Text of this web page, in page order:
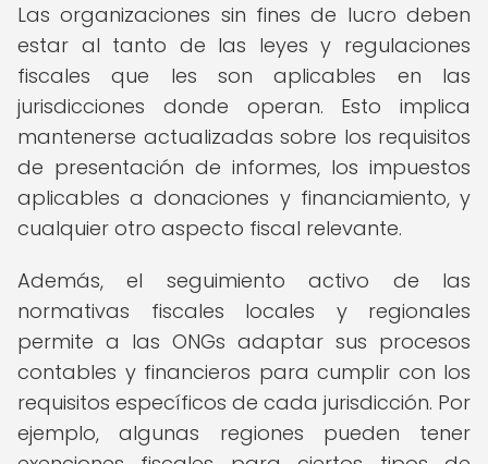
Las organizaciones sin fines de lucro deben
estar al tanto de las leyes y regulaciones
fiscales que les son aplicables en las
jurisdicciones donde operan. Esto implica
mantenerse actualizadas sobre los requisitos
de presentación de informes, los impuestos
aplicables a donaciones y financiamiento, y
cualquier otro aspecto fiscal relevante.
Además, el seguimiento activo de las
normativas fiscales locales y regionales
permite a las ONGs adaptar sus procesos
contables y financieros para cumplir con los
requisitos específicos de cada jurisdicción. Por
ejemplo, algunas regiones pueden tener